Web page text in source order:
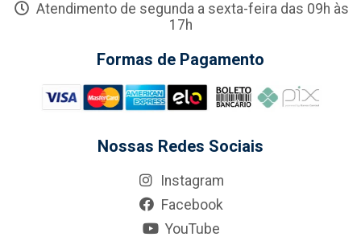
Atendimento de segunda a sexta-feira das 09h às
17h
Formas de Pagamento
Nossas Redes Sociais
Instagram
Facebook
YouTube